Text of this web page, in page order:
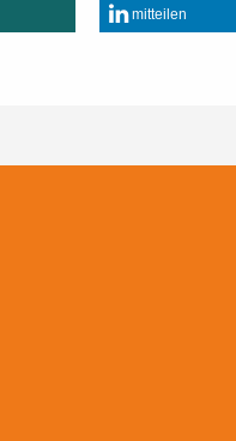
mitteilen